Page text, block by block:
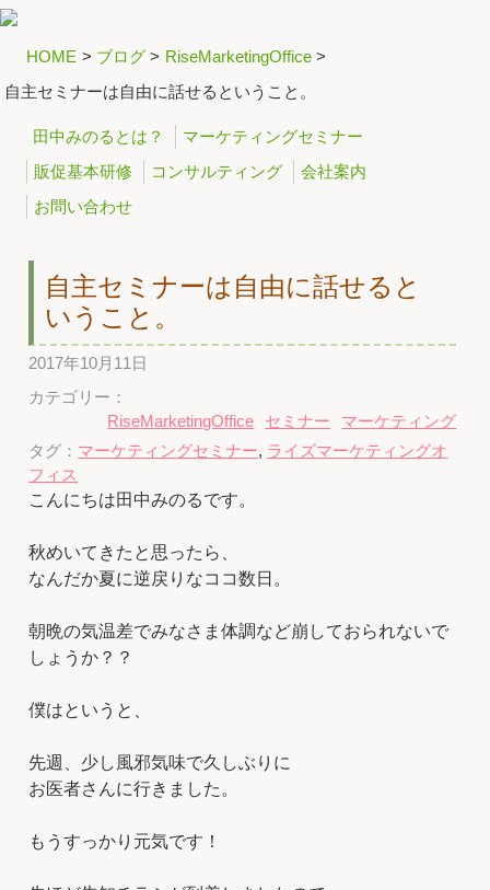
HOME > ブログ > RiseMarketingOffice >
自主セミナーは自由に話せるということ。
田中みのるとは？
マーケティングセミナー
販促基本研修
コンサルティング
会社案内
お問い合わせ
自主セミナーは自由に話せると
いうこと。
2017年10月11日
カテゴリー：
RiseMarketingOffice
セミナー
マーケティング
タグ： マーケティングセミナー, ライズマーケティングオ
フィス
こんにちは田中みのるです。
秋めいてきたと思ったら、
なんだか夏に逆戻りなココ数日。
朝晩の気温差でみなさま体調など崩しておられないで
しょうか？？
僕はというと、
先週、少し風邪気味で久しぶりに
お医者さんに行きました。
もうすっかり元気です！